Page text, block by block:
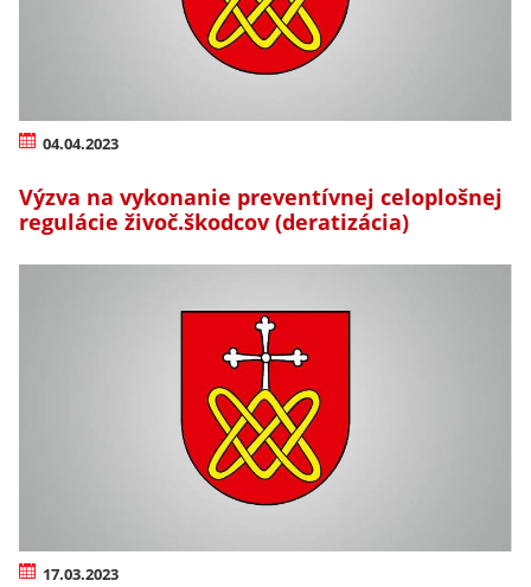
04.04.2023
Výzva na vykonanie preventívnej celoplošnej
regulácie živoč.škodcov (deratizácia)
17.03.2023